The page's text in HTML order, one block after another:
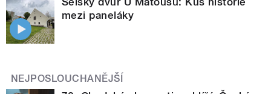
mezi paneláky
NEJPOSLOUCHANĚJŠÍ